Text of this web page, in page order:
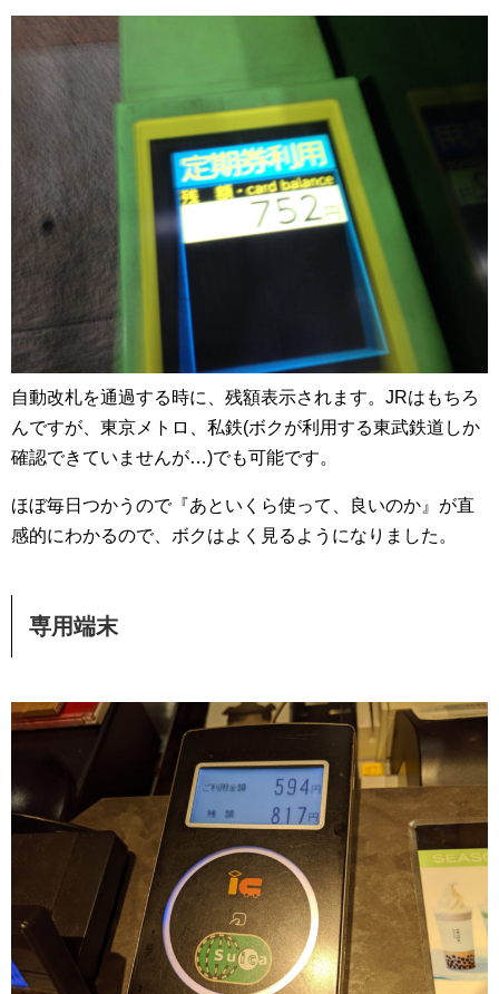
自動改札を通過する時に、残額表示されます。JRはもちろ
んですが、東京メトロ、私鉄(ボクが利用する東武鉄道しか
確認できていませんが…)でも可能です。
ほぼ毎日つかうので『あといくら使って、良いのか』が直
感的にわかるので、ボクはよく見るようになりました。
専用端末